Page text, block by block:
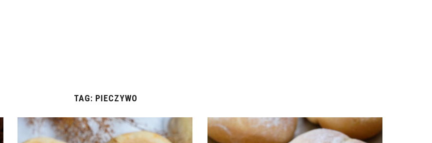
TAG: PIECZYWO